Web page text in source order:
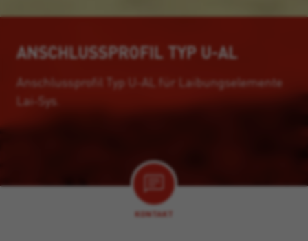
ANSCHLUSSPROFIL TYP U-AL
Anschlussprofil Typ U-AL für Laibungselemente
Lai-Sys.
KONTAKT